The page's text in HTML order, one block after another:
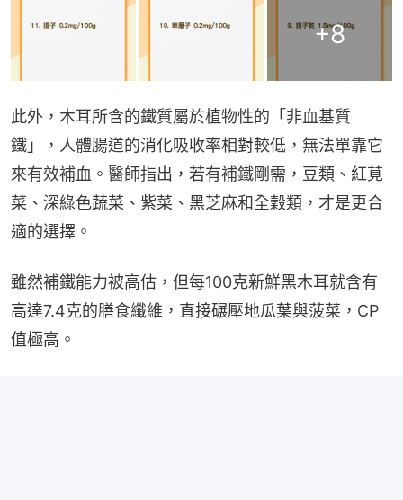
+8
此外，木耳所含的鐵質屬於植物性的「非血基質
鐵」，人體腸道的消化吸收率相對較低，無法單靠它
來有效補血。醫師指出，若有補鐵剛需，豆類、紅莧
菜、深綠色蔬菜、紫菜、黑芝麻和全穀類，才是更合
適的選擇。
雖然補鐵能力被高估，但每100克新鮮黑木耳就含有
高達7.4克的膳食纖維，直接碾壓地瓜葉與菠菜，CP
值極高。